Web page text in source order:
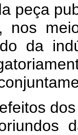
peça
nos
da
dos